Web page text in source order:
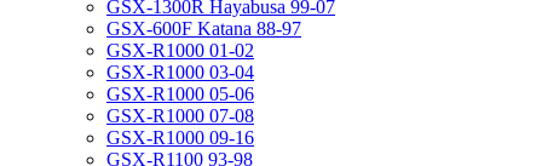
GSX-1300R Hayabusa 99-07
GSX-600F Katana 88-97
GSX-R1000 01-02
GSX-R1000 03-04
GSX-R1000 05-06
GSX-R1000 07-08
GSX-R1000 09-16
GSX-R1100 93-98